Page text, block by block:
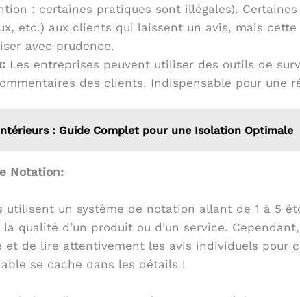
: certaines pratiques sont illégales).
etc.) aux clients qui laissent un avis, mais
avec prudence.
Les entreprises peuvent utiliser des outils de
des clients. Indispensable pour une
: Guide Complet pour une Isolation Optimale
Notation:
utilisent un système de notation allant de 1 à 5
qualité d’un produit ou d’un service.
de lire attentivement les avis individuels pour
se cache dans les détails !